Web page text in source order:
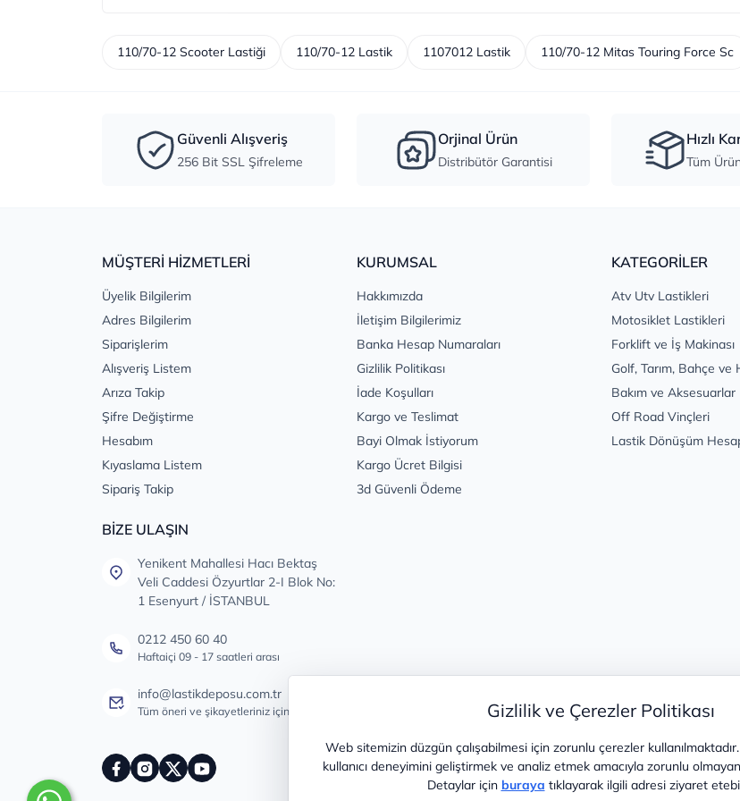
Gizlilik ve Çerezler Politikası
Web sitemizin düzgün çalışabilmesi için zorunlu çerezler
kullanıcı deneyimini geliştirmek ve analiz etmek amacıyla zorunlu
Detaylar için buraya tıklayarak ilgili adresi ziyaret
110/70-12 Scooter Lastiği 110/70-12 Lastik 1107012 Lastik 110/70-12 Mitas Touring Force Sc
Güvenli Alışveriş
256 Bit SSL Şifreleme
Orjinal Ürün
Distribütör Garantisi
Hızlı
Tüm
MÜŞTERİ HİZMETLERİ
Üyelik Bilgilerim
Adres Bilgilerim
Siparişlerim
Alışveriş Listem
Arıza Takip
Şifre Değiştirme
Hesabım
Kıyaslama Listem
Sipariş Takip
KURUMSAL
Hakkımızda
İletişim Bilgilerimiz
Banka Hesap Numaraları
Gizlilik Politikası
İade Koşulları
Kargo ve Teslimat
Bayi Olmak İstiyorum
Kargo Ücret Bilgisi
3d Güvenli Ödeme
KATEGORİLER
Atv Utv Lastikleri
Motosiklet Lastikleri
Forklift ve İş Makinası
Golf, Tarım, Bahçe ve
Bakım ve Aksesuarlar
Off Road Vinçleri
Lastik Dönüşüm
BİZE ULAŞIN
Yenikent Mahallesi Hacı Bektaş
Veli Caddesi Özyurtlar 2-I Blok No:
1 Esenyurt / İSTANBUL
0212 450 60 40
Haftaiçi 09 - 17 saatleri arası
info@lastikdeposu.com.tr
Tüm öneri ve şikayetleriniz için